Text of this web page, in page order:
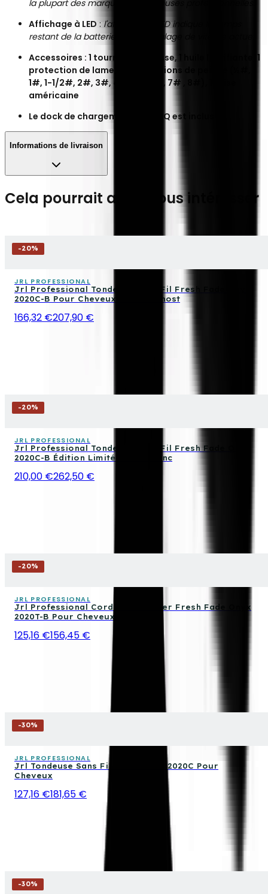
la plupart des marques de tondeuses professionnelles.
Affichage à LED : l'affichage à LED indique le temps
restant de la batterie dans le réglage de vitesse actuel.
Accessoires : 1 tournevis, 1 brosse, 1 huile lubrifiante, 1
protection de lame, 10 protections de peigne (½#,
1#, 1-1/2#, 2#, 3#, 4#, 5#, 6#, 7# , 8#), 1 prise
américaine
Le dock de chargement Reset IQ est inclus
Informations de livraison
Cela pourrait aussi vous intéresser
-20%
JRL PROFESSIONAL
Jrl Professional Tondeuse Sans Fil Fresh Fade Onyx
2020C-B Pour Cheveux Édition Ghost
166,32 €207,90 €
-20%
JRL PROFESSIONAL
Jrl Professional Tondeuse Sans Fil Fresh Fade Onyx
2020C-B Édition Limitée Noël Blanc
210,00 €262,50 €
-20%
JRL PROFESSIONAL
Jrl Professional Cordless Trimmer Fresh Fade Onyx
2020T-B Pour Cheveux
125,16 €156,45 €
-30%
JRL PROFESSIONAL
Jrl Tondeuse Sans Fil Fresh Fade 2020C Pour
Cheveux
127,16 €181,65 €
-30%